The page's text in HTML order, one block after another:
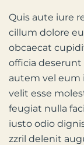
Quis aute iure
cillum dolore
obcaecat
officia
autem vel eum
velit esse
feugiat nulla
iusto odio
zzril delenit